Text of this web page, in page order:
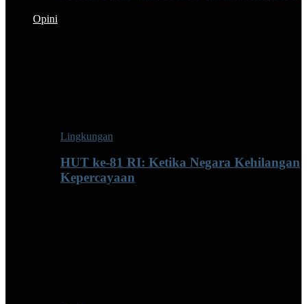
Opini
Lingkungan
HUT ke-81 RI: Ketika Negara Kehilangan
Kepercayaan